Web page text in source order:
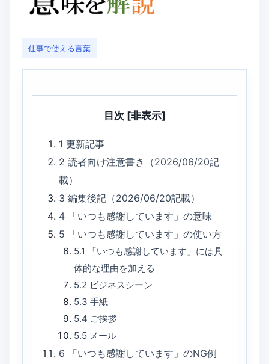
仕事で使える言葉
目次 [非表示]
1更新記事
2読者向け注意書き（2026/06/20記
載）
3編集後記（2026/06/20記載）
4
「いつも感謝しています」の意味
5
「いつも感謝しています」の使い方
5.1
「いつも感謝しています」には具
体的な理由を加える
5.2 ビジネスシーン
5.3 手紙
5.4 ご挨拶
5.5 メール
6
「いつも感謝しています」のNG例